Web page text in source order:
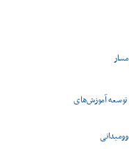
توسعه آموزش‌های